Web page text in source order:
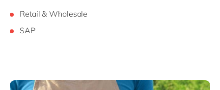
Retail & Wholesale
SAP